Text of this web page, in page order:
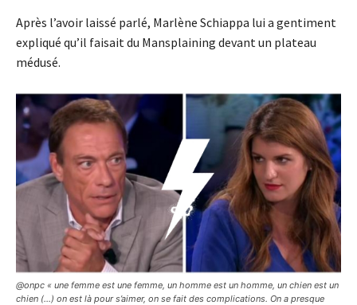
Après l’avoir laissé parlé, Marlène Schiappa lui a gentiment
expliqué qu’il faisait du Mansplaining devant un plateau
médusé.
@onpc « une femme est une femme, un homme est un homme, un chien est un
chien (…) on est là pour s’aimer, on se fait des complications. On a presque